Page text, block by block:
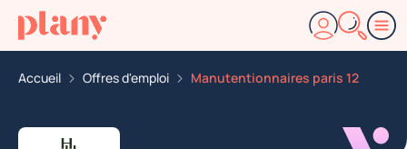
Accueil Offres d'emploi Manutentionnaires paris 12